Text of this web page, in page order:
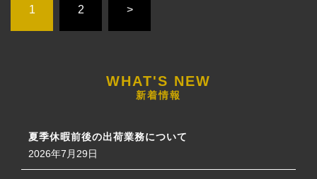
1 2 >
新着情報
夏季休暇前後の出荷業務について
2026年7月29日